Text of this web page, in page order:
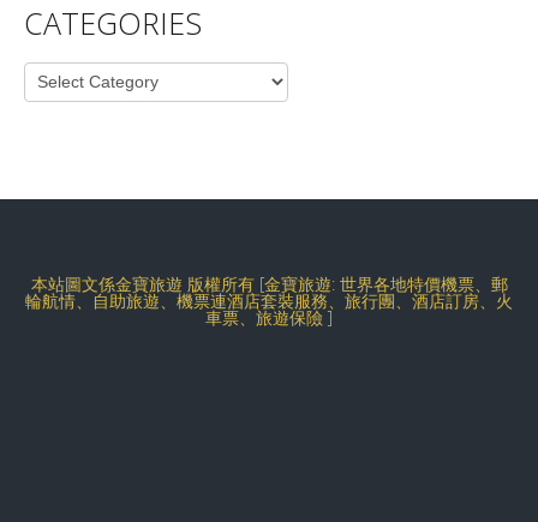
CATEGORIES
Categories
本站圖文係金寶旅遊 版權所有 [金寶旅遊: 世界各地特價機票、郵
輪航情、自助旅遊、機票連酒店套裝服務、旅行團、酒店訂房、火
車票、旅遊保險 ]